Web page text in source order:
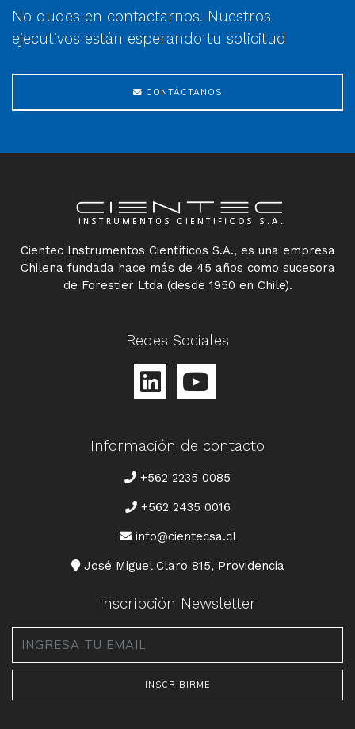
No dudes en contactarnos. Nuestros
ejecutivos están esperando tu solicitud
CONTÁCTANOS
Cientec Instrumentos Científicos S.A., es una empresa
Chilena fundada hace más de 45 años como sucesora
de Forestier Ltda (desde 1950 en Chile).
Redes Sociales
Información de contacto
TELÉFONO
+562 2235 0085
+562 2435 0016
CORREO
info@cientecsa.cl
DIRECCIÓN
José Miguel Claro 815, Providencia
Inscripción Newsletter